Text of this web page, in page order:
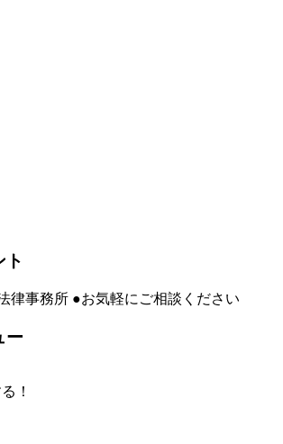
ト
律事務所 ●お気軽にご相談ください
ー
！